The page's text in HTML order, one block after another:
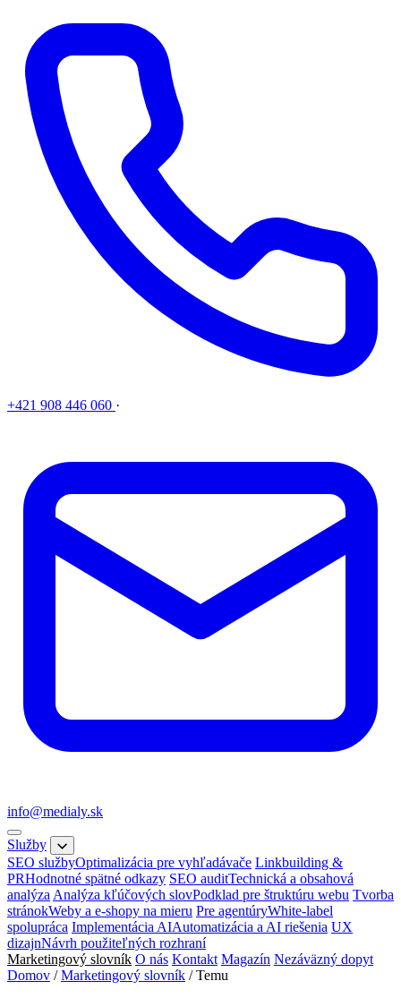
+421 908 446 060 ·
info@medialy.sk
Služby
SEO službyOptimalizácia pre vyhľadávače Linkbuilding &
PRHodnotné spätné odkazy SEO auditTechnická a obsahová
analýza Analýza kľúčových slovPodklad pre štruktúru webu Tvorba
stránokWeby a e-shopy na mieru Pre agentúryWhite-label
spolupráca Implementácia AIAutomatizácia a AI riešenia UX
dizajnNávrh použiteľných rozhraní
Marketingový slovník O nás Kontakt Magazín Nezáväzný dopyt
Domov / Marketingový slovník /Temu